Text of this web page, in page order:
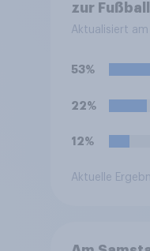
zur
mit der
und dem
gegen
Abend
Aktualisiert
53%
22%
12%
Aktuelle